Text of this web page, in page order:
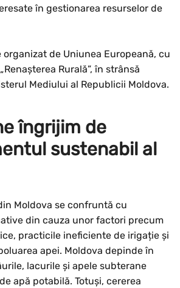
în gestionarea resurselor de
de Uniunea Europeană, cu
Rurală”, în strânsă
Mediului al Republicii Moldova.
îngrijim de
sustenabil al
Moldova se confruntă cu
din cauza unor factori precum
practicile ineficiente de irigație și
apei. Moldova depinde în
lacurile și apele subterane
apă potabilă. Totuși, cererea